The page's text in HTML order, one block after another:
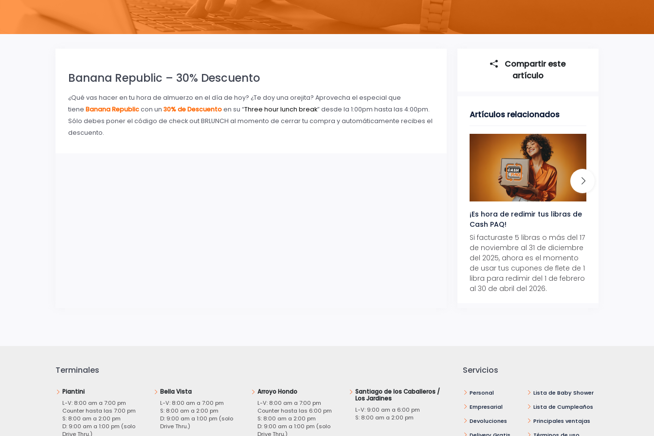
Banana Republic – 30% Descuento
¿Qué vas hacer en tu hora de almuerzo en el día de hoy? ¿Te doy una orejita? Aprovecha el especial que
tiene Banana Republiccon un 30% de Descuentoen su “Three hour lunch break” desde la 1:00pm hasta las 4:00pm.
Sólo debes poner el código de check out BRLUNCH al momento de cerrar tu compra y automáticamente recibes el
descuento.
Compartir este
artículo
Artículos relacionados
¡Es hora de redimir tus libras de
Cash PAQ!
Si facturaste 5 libras o más del 17
de noviembre al 31 de diciembre
del 2025, ahora es el momento
de usar tus cupones de flete de 1
libra para redimir del 1 de febrero
al 30 de abril del 2026.
Terminales
Piantini
L-V: 8:00 am a 7:00 pm
Counter hasta las 7:00 pm
S: 8:00 am a 2:00 pm
D: 9:00 am a 1:00 pm (solo
Drive Thru.)
Bella Vista
L-V: 8:00 am a 7:00 pm
S: 8:00 am a 2:00 pm
D: 9:00 am a 1:00 pm (solo
Drive Thru.)
Arroyo Hondo
L-V: 8:00 am a 7:00 pm
Counter hasta las 6:00 pm
S: 8:00 am a 2:00 pm
D: 9:00 am a 1:00 pm (solo
Drive Thru.)
Santiago de los Caballeros /
Los Jardines
L-V: 9:00 am a 6:00 pm
S: 8:00 am a 2:00 pm
Servicios
Personal
Empresarial
Devoluciones
Lista de Baby Shower
Lista de Cumpleaños
Principales ventajas